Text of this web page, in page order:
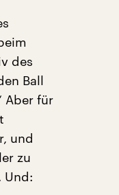
des
Ball
Aber für
und
zu
Und: